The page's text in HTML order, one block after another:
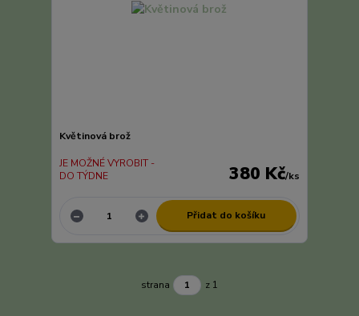
Květinová brož
380 Kč/ks
JE MOŽNÉ VYROBIT -
DO TÝDNE
Přidat do košíku
strana z 1